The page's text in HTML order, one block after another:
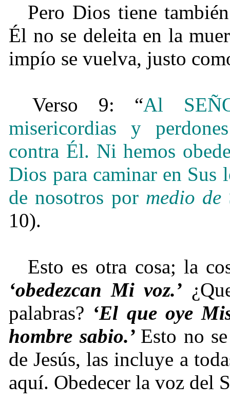
Pero Dios tiene
Él no se deleita en la
impío se vuelva, justo
Verso 9: “Al
misericordias y
contra Él. Ni hemos
Dios para caminar en Sus
de nosotros por medio de
10).
Esto es otra cosa; la
‘obedezcan Mi voz.’
palabras? ‘El que oye
hombre sabio.’ Esto no
de Jesús, las incluye a
aquí. Obedecer la voz del